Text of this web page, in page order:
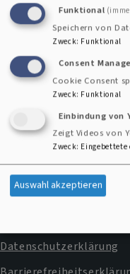
Impressum
Kontakt
Cookie-Einstellungen
Datenschutzerklärung
Funktional
Speichern von
Zweck: Funktional
Consent
Cookie Consent
Zweck: Funktional
Einbindung von
Zeigt Videos von
Zweck:
Auswahl akzeptieren